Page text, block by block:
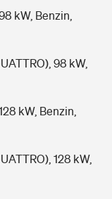
kW, Benzin,
98 kW,
kW, Benzin,
128 kW,